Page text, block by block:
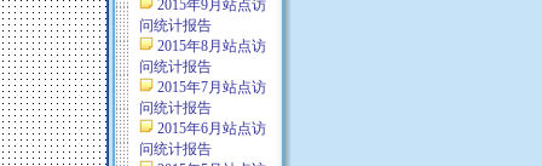
2015年9月站点访
问统计报告
2015年8月站点访
问统计报告
2015年7月站点访
问统计报告
2015年6月站点访
问统计报告